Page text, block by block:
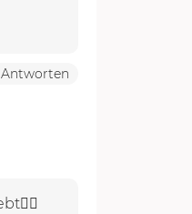
Antworten